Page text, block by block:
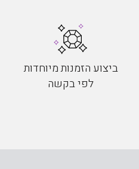
ביצוע הזמנות מיוחדות
לפי בקשה